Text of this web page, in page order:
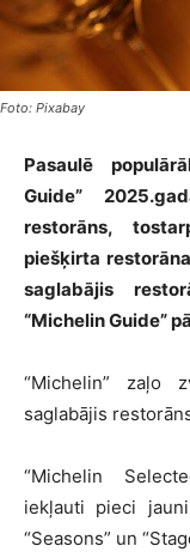
Foto: Pixabay
Pasaulē
Guide”
restorāns,
piešķirta
saglabājis
“Michelin Guide”
“Michelin” zaļo
saglabājis
“Michelin
iekļauti pieci jauni
“Seasons” un